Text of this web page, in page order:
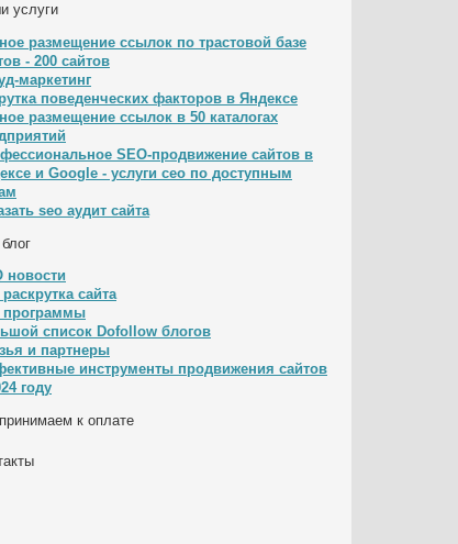
услуги
размещение ссылок по трастовой базе
- 200 сайтов
маркетинг
поведенческих факторов в Яндексе
размещение ссылок в 50 каталогах
SEO-продвижение сайтов в
и Google - услуги сео по доступным
seo аудит сайта
новости
сайта
программы
список Dofollow блогов
и партнеры
инструменты продвижения сайтов
году
к оплате